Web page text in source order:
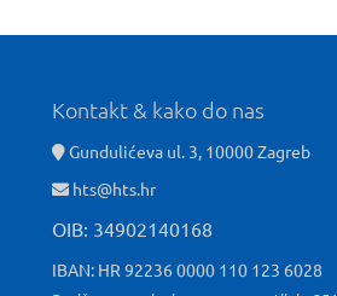
Kontakt & kako do nas
Gundulićeva ul. 3, 10000 Zagreb
hts@hts.hr
OIB: 34902140168
IBAN: HR 92236 0000 110 123 6028